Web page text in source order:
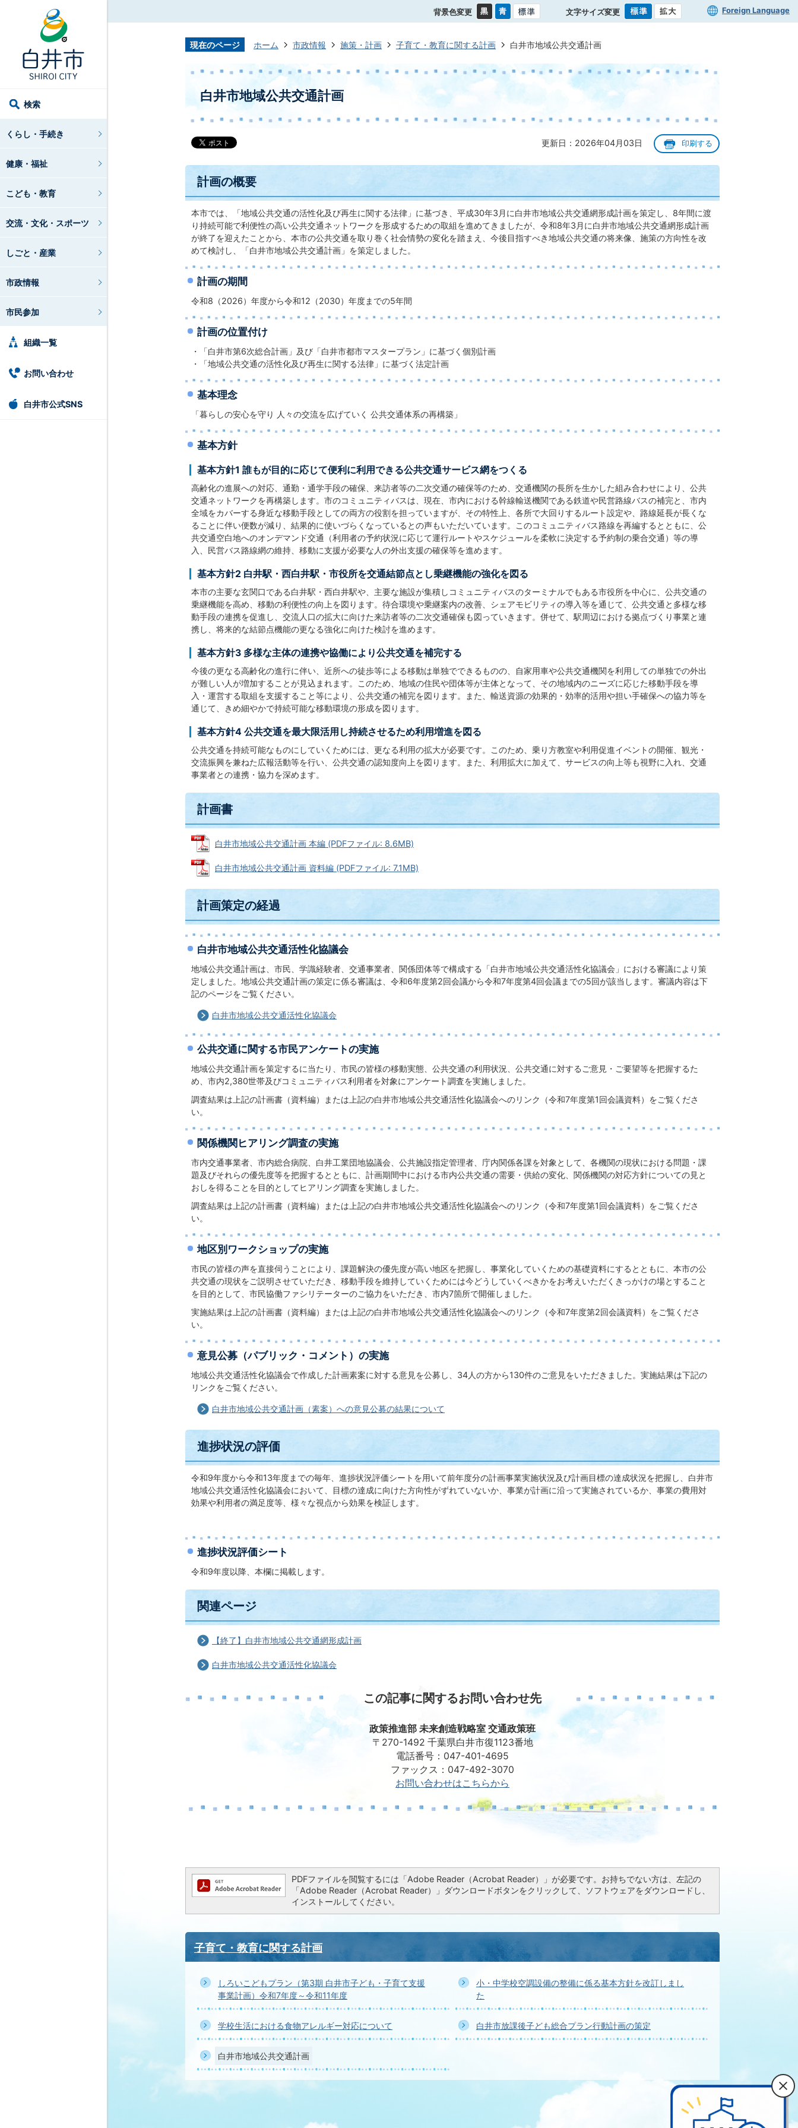
検索
くらし・手続き
健康・福祉
こども・教育
交流・文化・スポーツ
しごと・産業
市政情報
市民参加
組織一覧
お問い合わせ
白井市公式SNS
背景色変更 文字サイズ変更 Foreign Language
現在のページ ホーム 市政情報 施策・計画 子育て・教育に関する計画 白井市地域公共交通計画
白井市地域公共交通計画
更新日：2026年04月03日 印刷する
計画の概要
本市では、「地域公共交通の活性化及び再生に関する法律」に基づき、平成30年3月に白井市地域公共交通網形成計画を策定し、8年間に渡
り持続可能で利便性の高い公共交通ネットワークを形成するための取組を進めてきましたが、令和8年3月に白井市地域公共交通網形成計画
が終了を迎えたことから、本市の公共交通を取り巻く社会情勢の変化を踏まえ、今後目指すべき地域公共交通の将来像、施策の方向性を改
めて検討し、「白井市地域公共交通計画」を策定しました。
計画の期間
令和8（2026）年度から令和12（2030）年度までの5年間
計画の位置付け
・「白井市第6次総合計画」及び「白井市都市マスタープラン」に基づく個別計画
・「地域公共交通の活性化及び再生に関する法律」に基づく法定計画
基本理念
「暮らしの安心を守り 人々の交流を広げていく 公共交通体系の再構築」
基本方針
基本方針1 誰もが目的に応じて便利に利用できる公共交通サービス網をつくる
高齢化の進展への対応、通勤・通学手段の確保、来訪者等の二次交通の確保等のため、交通機関の長所を生かした組み合わせにより、公共
交通ネットワークを再構築します。市のコミュニティバスは、現在、市内における幹線輸送機関である鉄道や民営路線バスの補完と、市内
全域をカバーする身近な移動手段としての両方の役割を担っていますが、その特性上、各所で大回りするルート設定や、路線延長が長くな
ることに伴い便数が減り、結果的に使いづらくなっているとの声もいただいています。このコミュニティバス路線を再編するとともに、公
共交通空白地へのオンデマンド交通（利用者の予約状況に応じて運行ルートやスケジュールを柔軟に決定する予約制の乗合交通）等の導
入、民営バス路線網の維持、移動に支援が必要な人の外出支援の確保等を進めます。
基本方針2 白井駅・西白井駅・市役所を交通結節点とし乗継機能の強化を図る
本市の主要な玄関口である白井駅・西白井駅や、主要な施設が集積しコミュニティバスのターミナルでもある市役所を中心に、公共交通の
乗継機能を高め、移動の利便性の向上を図ります。待合環境や乗継案内の改善、シェアモビリティの導入等を通じて、公共交通と多様な移
動手段の連携を促進し、交流人口の拡大に向けた来訪者等の二次交通確保も図っていきます。併せて、駅周辺における拠点づくり事業と連
携し、将来的な結節点機能の更なる強化に向けた検討を進めます。
基本方針3 多様な主体の連携や協働により公共交通を補完する
今後の更なる高齢化の進行に伴い、近所への徒歩等による移動は単独でできるものの、自家用車や公共交通機関を利用しての単独での外出
が難しい人が増加することが見込まれます。このため、地域の住民や団体等が主体となって、その地域内のニーズに応じた移動手段を導
入・運営する取組を支援すること等により、公共交通の補完を図ります。また、輸送資源の効果的・効率的活用や担い手確保への協力等を
通じて、きめ細やかで持続可能な移動環境の形成を図ります。
基本方針4 公共交通を最大限活用し持続させるため利用増進を図る
公共交通を持続可能なものにしていくためには、更なる利用の拡大が必要です。このため、乗り方教室や利用促進イベントの開催、観光・
交流振興を兼ねた広報活動等を行い、公共交通の認知度向上を図ります。また、利用拡大に加えて、サービスの向上等も視野に入れ、交通
事業者との連携・協力を深めます。
計画書
白井市地域公共交通計画 本編 (PDFファイル: 8.6MB)
白井市地域公共交通計画 資料編 (PDFファイル: 7.1MB)
計画策定の経過
白井市地域公共交通活性化協議会
地域公共交通計画は、市民、学識経験者、交通事業者、関係団体等で構成する「白井市地域公共交通活性化協議会」における審議により策
定しました。地域公共交通計画の策定に係る審議は、令和6年度第2回会議から令和7年度第4回会議までの5回が該当します。審議内容は下
記のページをご覧ください。
白井市地域公共交通活性化協議会
公共交通に関する市民アンケートの実施
地域公共交通計画を策定するに当たり、市民の皆様の移動実態、公共交通の利用状況、公共交通に対するご意見・ご要望等を把握するた
め、市内2,380世帯及びコミュニティバス利用者を対象にアンケート調査を実施しました。
調査結果は上記の計画書（資料編）または上記の白井市地域公共交通活性化協議会へのリンク（令和7年度第1回会議資料）をご覧くださ
い。
関係機関ヒアリング調査の実施
市内交通事業者、市内総合病院、白井工業団地協議会、公共施設指定管理者、庁内関係各課を対象として、各機関の現状における問題・課
題及びそれらの優先度等を把握するとともに、計画期間中における市内公共交通の需要・供給の変化、関係機関の対応方針についての見と
おしを得ることを目的としてヒアリング調査を実施しました。
調査結果は上記の計画書（資料編）または上記の白井市地域公共交通活性化協議会へのリンク（令和7年度第1回会議資料）をご覧くださ
い。
地区別ワークショップの実施
市民の皆様の声を直接伺うことにより、課題解決の優先度が高い地区を把握し、事業化していくための基礎資料にするとともに、本市の公
共交通の現状をご説明させていただき、移動手段を維持していくためには今どうしていくべきかをお考えいただくきっかけの場とすること
を目的として、市民協働ファシリテーターのご協力をいただき、市内7箇所で開催しました。
実施結果は上記の計画書（資料編）または上記の白井市地域公共交通活性化協議会へのリンク（令和7年度第2回会議資料）をご覧くださ
い。
意見公募（パブリック・コメント）の実施
地域公共交通活性化協議会で作成した計画素案に対する意見を公募し、34人の方から130件のご意見をいただきました。実施結果は下記の
リンクをご覧ください。
白井市地域公共交通計画（素案）への意見公募の結果について
進捗状況の評価
令和9年度から令和13年度までの毎年、進捗状況評価シートを用いて前年度分の計画事業実施状況及び計画目標の達成状況を把握し、白井市
地域公共交通活性化協議会において、目標の達成に向けた方向性がずれていないか、事業が計画に沿って実施されているか、事業の費用対
効果や利用者の満足度等、様々な視点から効果を検証します。
進捗状況評価シート
令和9年度以降、本欄に掲載します。
関連ページ
【終了】白井市地域公共交通網形成計画
白井市地域公共交通活性化協議会
この記事に関するお問い合わせ先
政策推進部 未来創造戦略室 交通政策班
〒270-1492 千葉県白井市復1123番地
電話番号：047-401-4695
ファックス：047-492-3070
お問い合わせはこちらから
PDFファイルを閲覧するには「Adobe Reader（Acrobat Reader）」が必要です。お持ちでない方は、左記の
「Adobe Reader（Acrobat Reader）」ダウンロードボタンをクリックして、ソフトウェアをダウンロードし、
インストールしてください。
子育て・教育に関する計画
しろいこどもプラン（第3期 白井市子ども・子育て支援
事業計画）令和7年度～令和11年度
小・中学校空調設備の整備に係る基本方針を改訂しまし
た
学校生活における食物アレルギー対応について 白井市放課後子ども総合プラン行動計画の策定
白井市地域公共交通計画